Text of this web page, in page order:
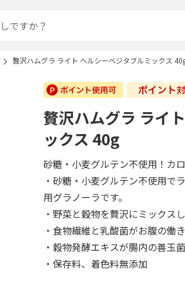
贅沢ハムグラ ライト ヘルシーベジタブルミックス
贅沢ハムグラ ライ
ックス 40g
砂糖・小麦グルテン不使用！カ
・砂糖・小麦グルテン不使用で
用グラノーラです。
・野菜と穀物を贅沢にミックス
・食物繊維と乳酸菌がお腹の働
・穀物発酵エキスが腸内の善玉
・保存料、着色料無添加